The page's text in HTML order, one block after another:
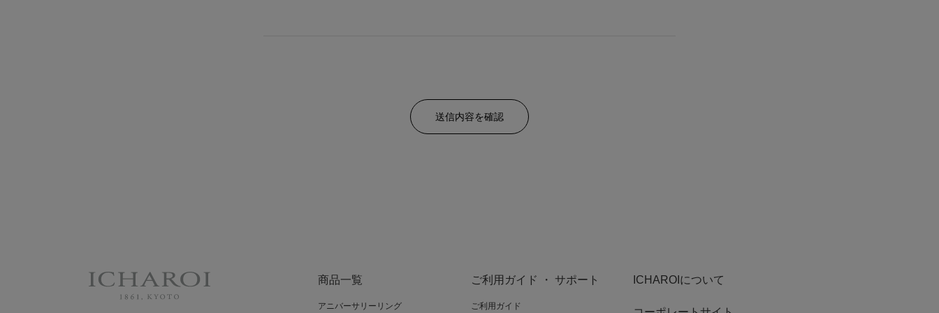
商品一覧
アニバーサリーリング
ご利用ガイド ・ サポート
ご利用ガイド
ICHAROIについて